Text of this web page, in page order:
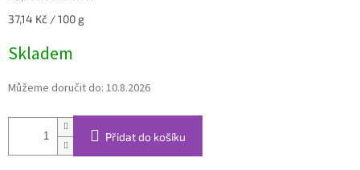
Měrná
37,14 Kč / 100 g
Skladem
Můžeme doručit do: 10.8.2026
Přidat do košíku